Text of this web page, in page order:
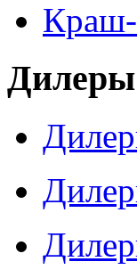
Краш-
Дилеры